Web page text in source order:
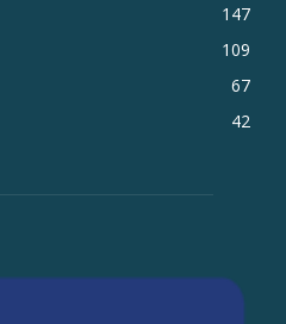
147
109
67
42